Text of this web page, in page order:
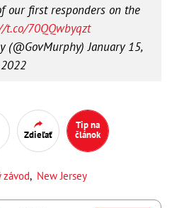
our first responders on the
t.co/70QQwbyqzt
(@GovMurphy)January 15,
2022
Zdieľať
Tip na
článok
závod, New Jersey